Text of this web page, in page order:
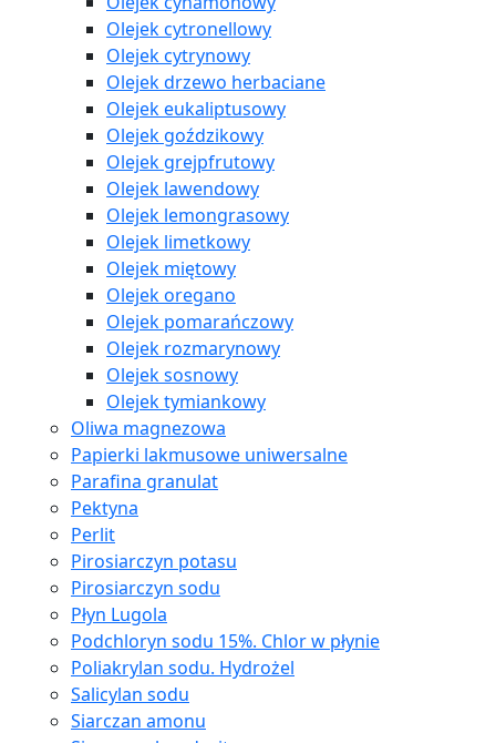
Olejek cytronellowy
Olejek cytrynowy
Olejek drzewo herbaciane
Olejek eukaliptusowy
Olejek goździkowy
Olejek grejpfrutowy
Olejek lawendowy
Olejek lemongrasowy
Olejek limetkowy
Olejek miętowy
Olejek oregano
Olejek pomarańczowy
Olejek rozmarynowy
Olejek sosnowy
Olejek tymiankowy
Oliwa magnezowa
Papierki lakmusowe uniwersalne
Parafina granulat
Pektyna
Perlit
Pirosiarczyn potasu
Pirosiarczyn sodu
Płyn Lugola
Podchloryn sodu 15%. Chlor w płynie
Poliakrylan sodu. Hydrożel
Salicylan sodu
Siarczan amonu